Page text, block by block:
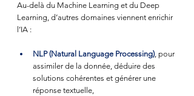
Au-delà du Machine Learning et du Deep
Learning, d’autres domaines viennent enrichir
l’IA :
NLP (Natural Language Processing), pour
assimiler de la donnée, déduire des
solutions cohérentes et générer une
réponse textuelle,